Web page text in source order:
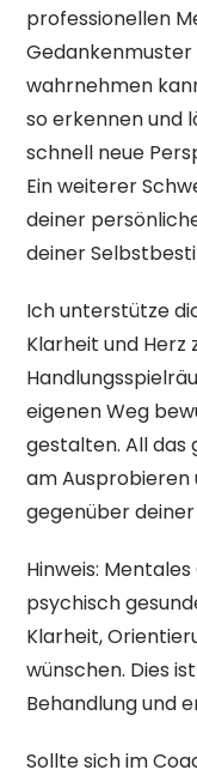
professionellen
Gedankenmuster
wahrnehmen
so erkennen und
schnell neue
Ein weiterer
deiner
deiner
Ich unterstütze
Klarheit und Herz
eigenen Weg
gestalten. All das
am Ausprobieren
gegenüber
Hinweis:
psychisch
Klarheit,
wünschen. Dies
Behandlung und
Sollte sich im